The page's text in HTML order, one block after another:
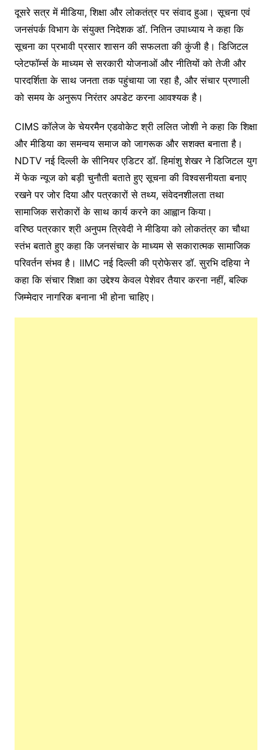
दूसरे सत्र में मीडिया, शिक्षा और लोकतंत्र पर संवाद हुआ। सूचना एवं
जनसंपर्क विभाग के संयुक्त निदेशक डॉ. नितिन उपाध्याय ने कहा कि
सूचना का प्रभावी प्रसार शासन की सफलता की कुंजी है। डिजिटल
प्लेटफॉर्म्स के माध्यम से सरकारी योजनाओं और नीतियों को तेजी और
पारदर्शिता के साथ जनता तक पहुंचाया जा रहा है, और संचार प्रणाली
को समय के अनुरूप निरंतर अपडेट करना आवश्यक है।
CIMS कॉलेज के चेयरमैन एडवोकेट श्री ललित जोशी ने कहा कि शिक्षा
और मीडिया का समन्वय समाज को जागरूक और सशक्त बनाता है।
NDTV नई दिल्ली के सीनियर एडिटर डॉ. हिमांशु शेखर ने डिजिटल युग
में फेक न्यूज को बड़ी चुनौती बताते हुए सूचना की विश्वसनीयता बनाए
रखने पर जोर दिया और पत्रकारों से तथ्य, संवेदनशीलता तथा
सामाजिक सरोकारों के साथ कार्य करने का आह्वान किया।
वरिष्ठ पत्रकार श्री अनुपम त्रिवेदी ने मीडिया को लोकतंत्र का चौथा
स्तंभ बताते हुए कहा कि जनसंचार के माध्यम से सकारात्मक सामाजिक
परिवर्तन संभव है। IIMC नई दिल्ली की प्रोफेसर डॉ. सुरभि दहिया ने
कहा कि संचार शिक्षा का उद्देश्य केवल पेशेवर तैयार करना नहीं, बल्कि
जिम्मेदार नागरिक बनाना भी होना चाहिए।